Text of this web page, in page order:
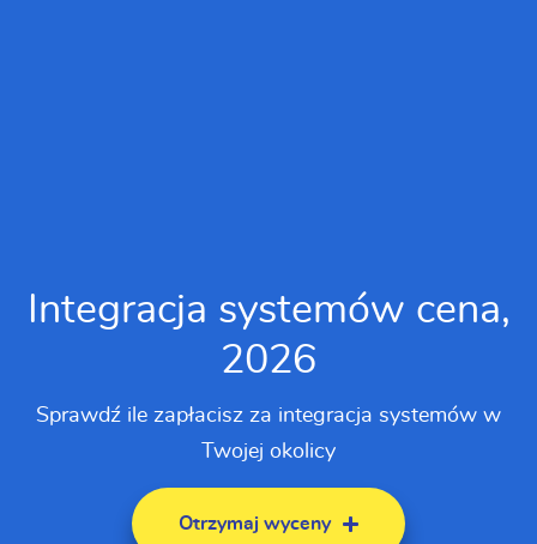
Integracja systemów cena,
2026
Sprawdź ile zapłacisz za integracja systemów w
Twojej okolicy
Otrzymaj wyceny